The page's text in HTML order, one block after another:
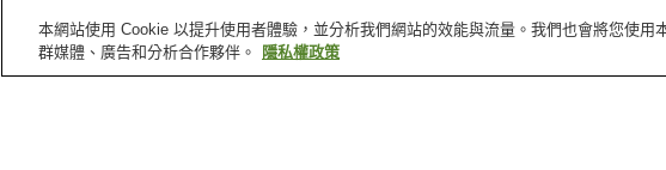
本網站使用 Cookie 以提升使用者體驗，並分析我們網站的效能與流量。我們也會將您使用
群媒體、廣告和分析合作夥伴。
隱私權政策